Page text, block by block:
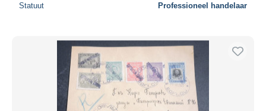
Statuut Professioneel handelaar